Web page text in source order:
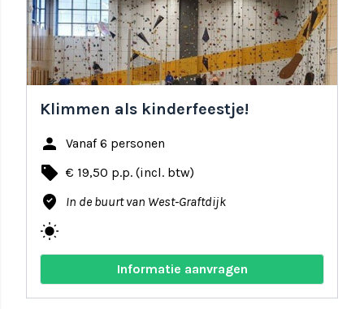
Klimmen als kinderfeestje!
person Vanaf 6 personen
local_offer € 19,50 p.p. (incl. btw)
where_to_vote In de buurt van West-Graftdijk
wb_sunny
Informatie aanvragen